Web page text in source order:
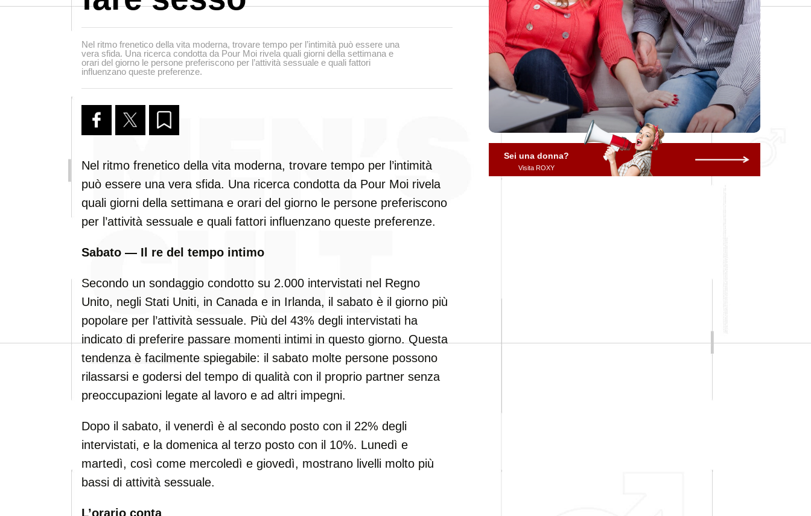
Nel ritmo frenetico della vita moderna, trovare tempo per l’intimità può essere una
vera sfida. Una ricerca condotta da Pour Moi rivela quali giorni della settimana e
orari del giorno le persone preferiscono per l’attività sessuale e quali fattori
influenzano queste preferenze.
Nel ritmo frenetico della vita moderna, trovare tempo per l’intimità
può essere una vera sfida. Una ricerca condotta da Pour Moi rivela
quali giorni della settimana e orari del giorno le persone preferiscono
per l’attività sessuale e quali fattori influenzano queste preferenze.
Sabato — Il re del tempo intimo
Secondo un sondaggio condotto su 2.000 intervistati nel Regno
Unito, negli Stati Uniti, in Canada e in Irlanda, il sabato è il giorno più
popolare per l’attività sessuale. Più del 43% degli intervistati ha
indicato di preferire passare momenti intimi in questo giorno. Questa
tendenza è facilmente spiegabile: il sabato molte persone possono
rilassarsi e godersi del tempo di qualità con il proprio partner senza
preoccupazioni legate al lavoro e ad altri impegni.
Dopo il sabato, il venerdì è al secondo posto con il 22% degli
intervistati, e la domenica al terzo posto con il 10%. Lunedì e
martedì, così come mercoledì e giovedì, mostrano livelli molto più
bassi di attività sessuale.
L’orario conta
Sei una donna?
Visita ROXY